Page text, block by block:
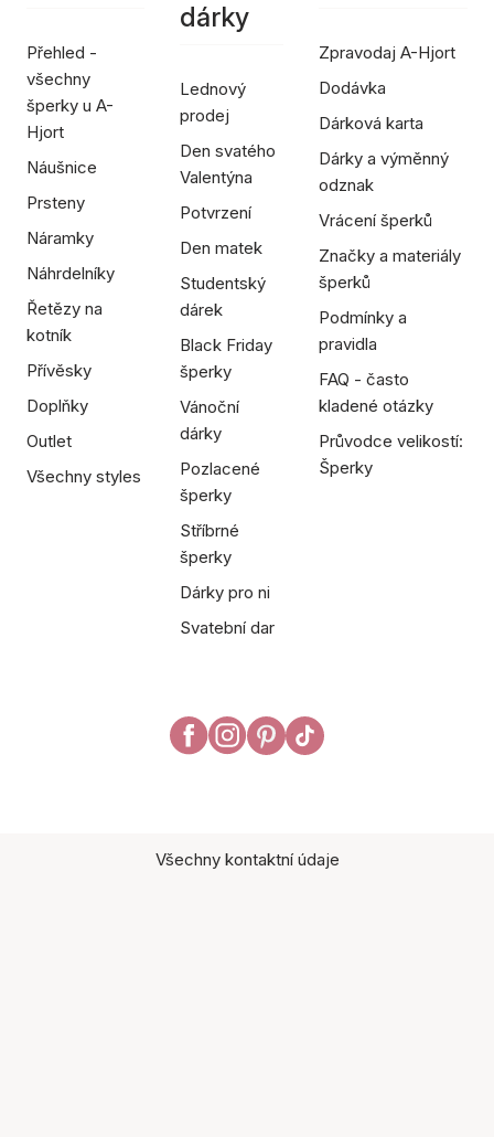
Přehled -
všechny
šperky u A-
Hjort
Náušnice
Prsteny
Náramky
Náhrdelníky
Řetězy na
kotník
Přívěsky
Doplňky
Outlet
Všechny styles
dárky
Lednový
prodej
Den svatého
Valentýna
Potvrzení
Den matek
Studentský
dárek
Black Friday
šperky
Vánoční
dárky
Pozlacené
šperky
Stříbrné
šperky
Dárky pro ni
Svatební dar
Zpravodaj A-Hjort
Dodávka
Dárková karta
Dárky a výměnný
odznak
Vrácení šperků
Značky a materiály
šperků
Podmínky a
pravidla
FAQ - často
kladené otázky
Průvodce velikostí:
Šperky
Všechny kontaktní údaje